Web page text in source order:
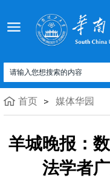
首页 媒体华园
羊城晚报：
法学者